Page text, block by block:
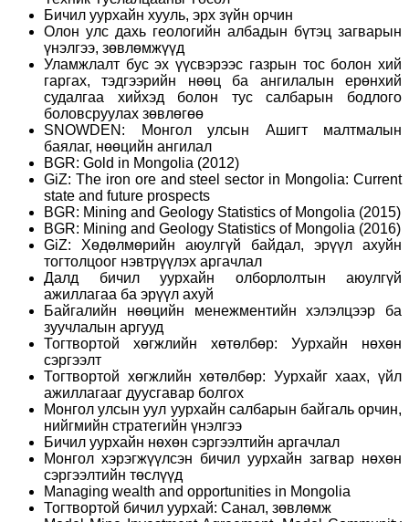
Бичил уурхайн хууль, эрх зүйн орчин
Олон улс дахь геологийн албадын бүтэц загварын
үнэлгээ, зөвлөмжүүд
Уламжлалт бус эх үүсвэрээс газрын тос болон хий
гаргах, тэдгээрийн нөөц ба ангилалын ерөнхий
судалгаа хийхэд болон тус салбарын бодлого
боловсруулах зөвлөгөө
SNOWDEN: Монгол улсын Ашигт малтмалын
баялаг, нөөцийн ангилал
BGR: Gold in Mongolia (2012)
GiZ: The iron ore and steel sector in Mongolia: Current
state and future prospects
BGR: Mining and Geology Statistics of Mongolia (2015)
BGR: Mining and Geology Statistics of Mongolia (2016)
GiZ: Хөдөлмөрийн аюулгүй байдал, эрүүл ахуйн
тогтолцоог нэвтрүүлэх аргачлал
Далд бичил уурхайн олборлолтын аюулгүй
ажиллагаа ба эрүүл ахуй
Байгалийн нөөцийн менежментийн хэлэлцээр ба
зуучлалын аргууд
Тогтвортой хөгжлийн хөтөлбөр: Уурхайн нөхөн
сэргээлт
Тогтвортой хөгжлийн хөтөлбөр: Уурхайг хаах, үйл
ажиллагааг дуусгавар болгох
Монгол улсын уул уурхайн салбарын байгаль орчин,
нийгмийн стратегийн үнэлгээ
Бичил уурхайн нөхөн сэргээлтийн аргачлал
Монгол хэрэгжүүлсэн бичил уурхайн загвар нөхөн
сэргээлтийн төслүүд
Managing wealth and opportunities in Mongolia
Тогтвортой бичил уурхай: Санал, зөвлөмж